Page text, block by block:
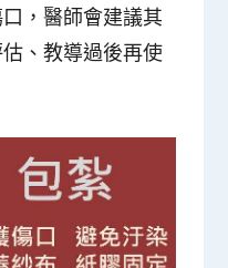
，醫師會建議其
、教導過後再使